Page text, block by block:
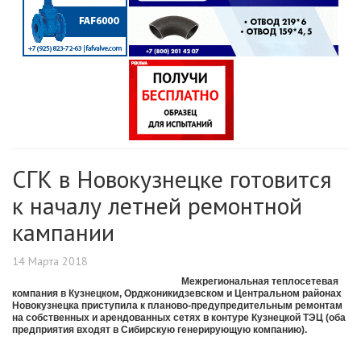
СГК в Новокузнецке готовится
к началу летней ремонтной
кампании
14 Марта 2018
Межрегиональная теплосетевая
компания в Кузнецком, Орджоникидзевском и Центральном районах
Новокузнецка приступила к планово-предупредительным ремонтам
на собственных и арендованных сетях в контуре Кузнецкой ТЭЦ (оба
предприятия входят в Сибирскую генерирующую компанию).